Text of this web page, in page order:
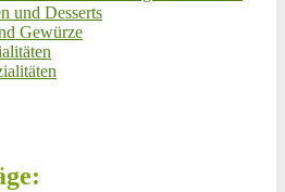
und Desserts
Gewürze